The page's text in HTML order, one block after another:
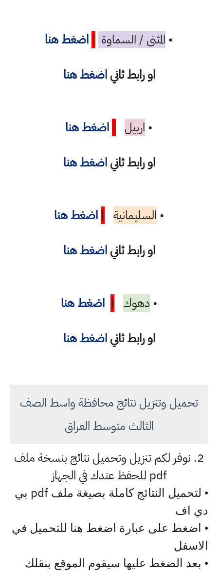
• المثنى / السماوة | اضغط هنا
او رابط ثانياضغط هنا
• اربيل | اضغط هنا
او رابط ثانياضغط هنا
• السليمانية | اضغط هنا
او رابط ثاني اضغط هنا
•دهوك | اضغط هنا
او رابط ثانياضغط هنا
تحميل وتنزيل نتائج محافظة واسط الصف
الثالث متوسط العراق
2. نوفر لكم تنزيل وتحميل نتائج بنسخة ملف
pdf للحفظ عندك في الجهاز
• لتحميل النتائج كاملة بصيغة ملف pdf بي
دي اف
• اضغط على عبارة اضغط هنا للتحميل في
الاسفل
• بعد الضغط عليها سيقوم الموقع بنقلك